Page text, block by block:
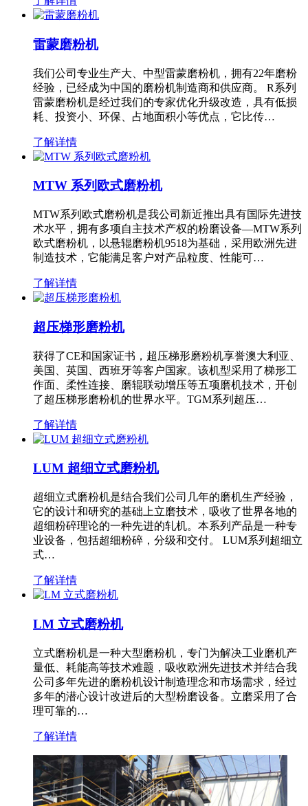
雷蒙磨粉机
我们公司专业生产大、中型雷蒙磨粉机，拥有22年磨粉
经验，已经成为中国的磨粉机制造商和供应商。 R系列
雷蒙磨粉机是经过我们的专家优化升级改造，具有低损
耗、投资小、环保、占地面积小等优点，它比传…
了解详情
MTW 系列欧式磨粉机
MTW系列欧式磨粉机是我公司新近推出具有国际先进技
术水平，拥有多项自主技术产权的粉磨设备—MTW系列
欧式磨粉机，以悬辊磨粉机9518为基础，采用欧洲先进
制造技术，它能满足客户对产品粒度、性能可…
了解详情
超压梯形磨粉机
获得了CE和国家证书，超压梯形磨粉机享誉澳大利亚、
美国、英国、西班牙等客户国家。该机型采用了梯形工
作面、柔性连接、磨辊联动增压等五项磨机技术，开创
了超压梯形磨粉机的世界水平。TGM系列超压…
了解详情
LUM 超细立式磨粉机
超细立式磨粉机是结合我们公司几年的磨机生产经验，
它的设计和研究的基础上立磨技术，吸收了世界各地的
超细粉碎理论的一种先进的轧机。本系列产品是一种专
业设备，包括超细粉碎，分级和交付。 LUM系列超细立
式…
了解详情
LM 立式磨粉机
立式磨粉机是一种大型磨粉机，专门为解决工业磨机产
量低、耗能高等技术难题，吸收欧洲先进技术并结合我
公司多年先进的磨粉机设计制造理念和市场需求，经过
多年的潜心设计改进后的大型粉磨设备。立磨采用了合
理可靠的…
了解详情